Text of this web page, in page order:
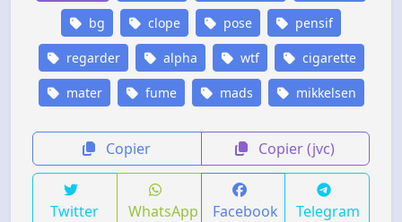
bg clope pose pensif
regarder alpha wtf cigarette
mater fume mads mikkelsen
Copier Copier (jvc)
Twitter WhatsApp Facebook Telegram